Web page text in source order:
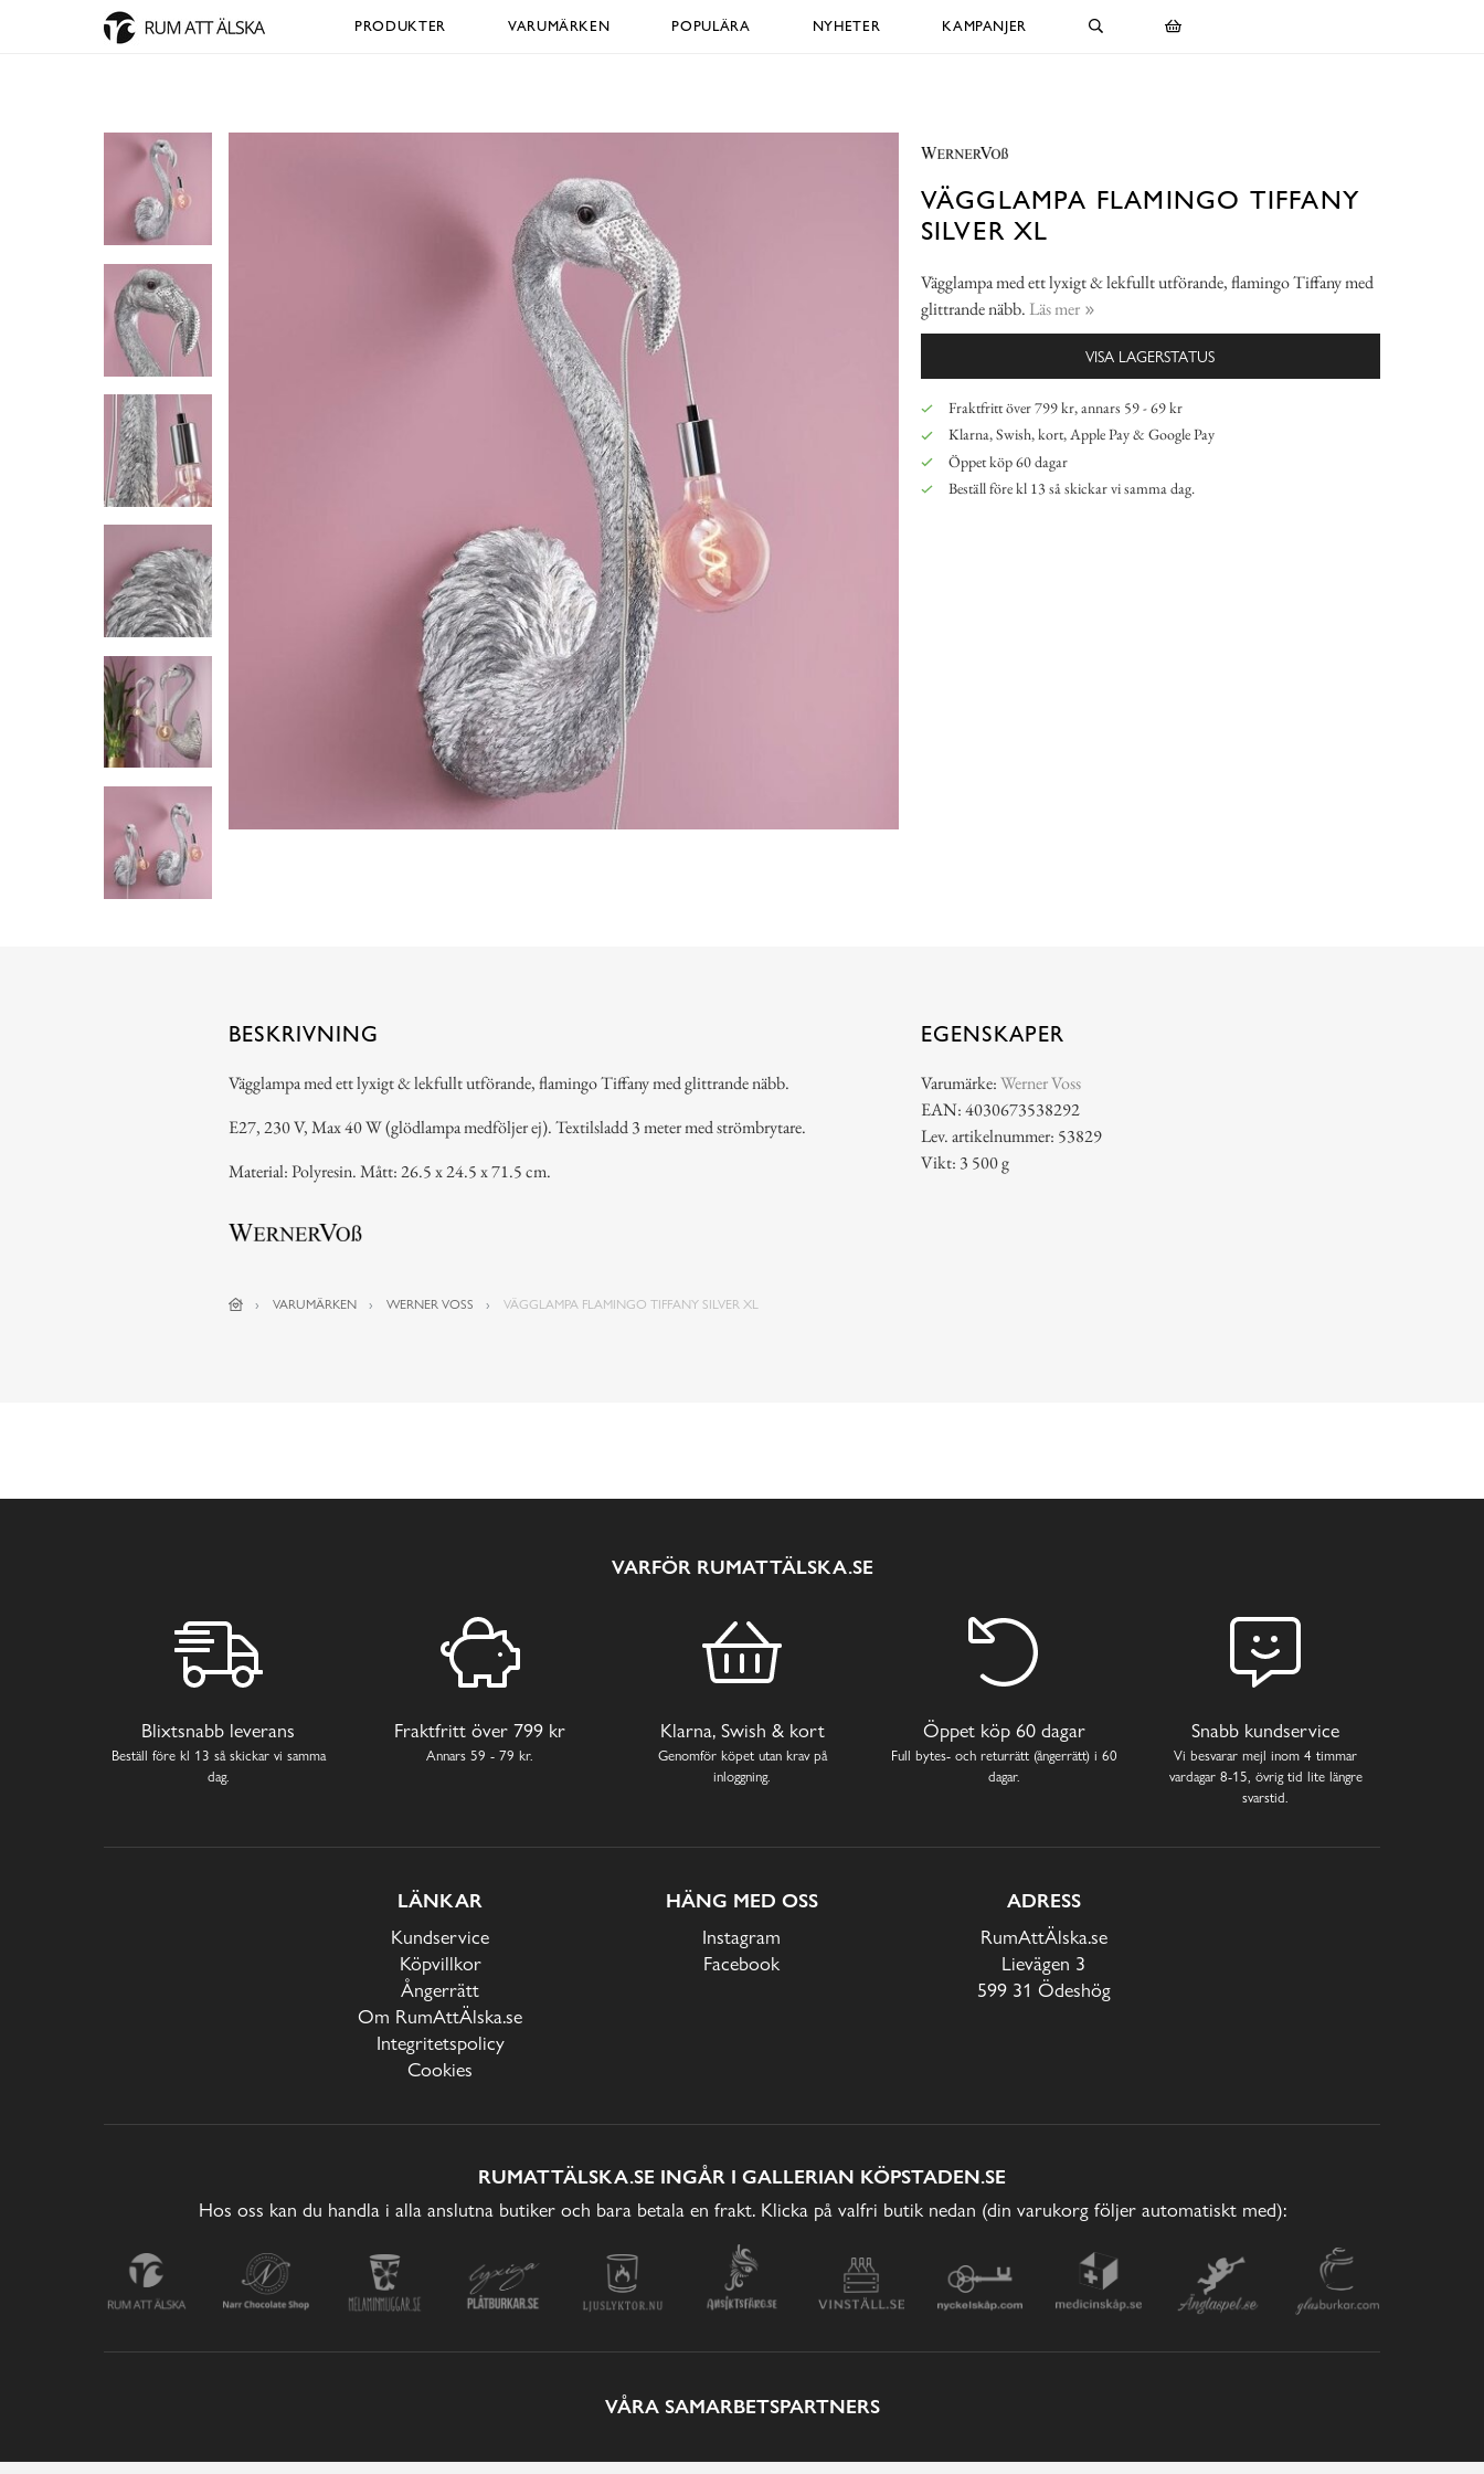
PRODUKTER VARUMÄRKEN POPULÄRA NYHETER KAMPANJER
VÄGGLAMPA FLAMINGO TIFFANY
SILVER XL
Vägglampa med ett lyxigt & lekfullt utförande, flamingo Tiffany med
glittrande näbb. Läs mer
VISA LAGERSTATUS
Fraktfritt över 799 kr, annars 59 - 69 kr
Klarna, Swish, kort, Apple Pay & Google Pay
Öppet köp 60 dagar
Beställ före kl 13 så skickar vi samma dag.
BESKRIVNING
Vägglampa med ett lyxigt & lekfullt utförande, flamingo Tiffany med glittrande näbb.
E27, 230 V, Max 40 W (glödlampa medföljer ej). Textilsladd 3 meter med strömbrytare.
Material: Polyresin. Mått: 26.5 x 24.5 x 71.5 cm.
EGENSKAPER
Varumärke:Werner Voss
EAN: 4030673538292
Lev. artikelnummer: 53829
Vikt: 3 500 g
VARUMÄRKEN WERNER VOSS VÄGGLAMPA FLAMINGO TIFFANY SILVER XL
VARFÖR RUMATTÄLSKA.SE
Blixtsnabb leverans
Beställ före kl 13 så skickar vi samma
dag.
Fraktfritt över 799 kr
Annars 59 - 79 kr.
Klarna, Swish & kort
Genomför köpet utan krav på
inloggning.
Öppet köp 60 dagar
Full bytes- och returrätt (ångerrätt) i 60
dagar.
Snabb kundservice
Vi besvarar mejl inom 4 timmar
vardagar 8-15, övrig tid lite längre
svarstid.
LÄNKAR
Kundservice
Köpvillkor
Ångerrätt
Om RumAttÄlska.se
Integritetspolicy
Cookies
HÄNG MED OSS
Instagram
Facebook
ADRESS
RumAttÄlska.se
Lievägen 3
599 31 Ödeshög
RUMATTÄLSKA.SE INGÅR I GALLERIAN KÖPSTADEN.SE
Hos oss kan du handla i alla anslutna butiker och bara betala en frakt. Klicka på valfri butik nedan (din varukorg följer automatiskt med):
VÅRA SAMARBETSPARTNERS